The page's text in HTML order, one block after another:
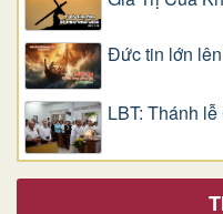
Đức tin lớn
LBT: Thánh